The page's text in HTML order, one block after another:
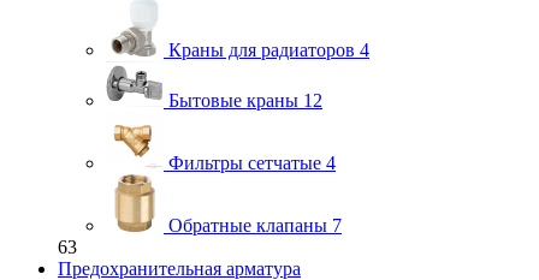
Краны для радиаторов 4
Бытовые краны 12
Фильтры сетчатые 4
Обратные клапаны 7
63
Предохранительная арматура